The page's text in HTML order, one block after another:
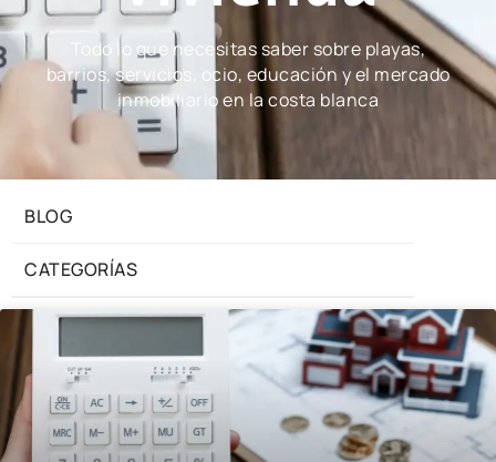
Todo lo que necesitas saber sobre playas,
barrios, servicios, ocio, educación y el mercado
inmobiliario en la costa blanca
BLOG
CATEGORÍAS